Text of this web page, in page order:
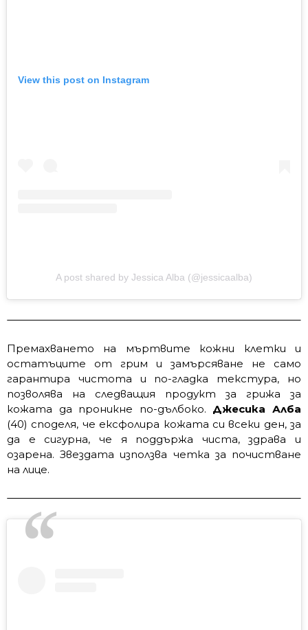
View this post on Instagram
A post shared by Jessica Alba (@jessicaalba)
Премахването на мъртвите кожни клетки и
остатъците от грим и замърсяване не само
гарантира чистота и по-гладка текстура, но
позволява на следващия продукт за грижа за
кожата да проникне по-дълбоко. Джесика Алба
(40) споделя, че ексфолира кожата си всеки ден, за
да е сигурна, че я поддържа чиста, здрава и
озарена. Звездата използва четка за почистване
на лице.